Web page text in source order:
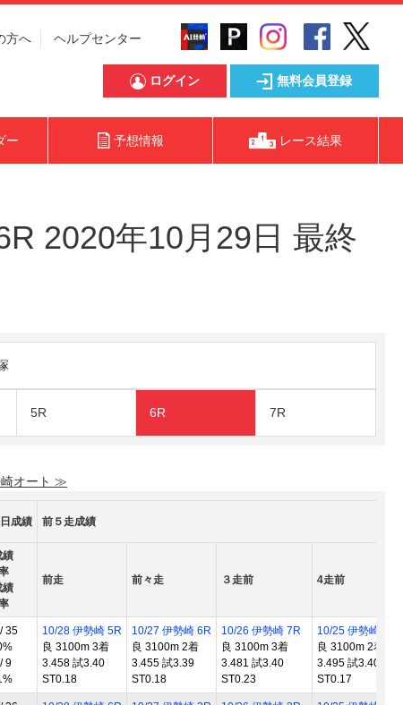
方へ ヘルプセンター
ログイン 無料会員登録
ー 予想情報 レース結果
2020年10月29日 最終
5R 6R 7R
崎オート ≫
成績 前５走成績
績
績
前走 前々走 ３走前 4走前
35
9
10/28 伊勢崎 5R
良 3100m 3着
3.458 試3.40
ST0.18
10/27 伊勢崎 6R
良 3100m 2着
3.455 試3.39
ST0.18
10/26 伊勢崎 7R
良 3100m 3着
3.481 試3.40
ST0.23
10/25 伊勢崎 3R
良 3100m 2着
3.495 試3.40
ST0.17